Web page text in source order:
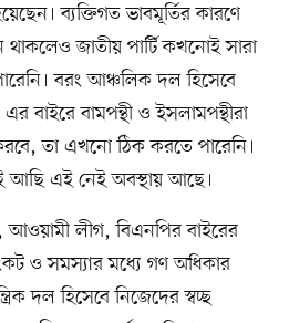
ব্যক্তিগত ভাবমূর্তির কারণে
জাতীয় পার্টি কখনোই সারা
বরং আঞ্চলিক দল হিসেবে
বাইরে বামপন্থী ও ইসলামপন্থীরা
তা এখনো ঠিক করতে পারেনি।
আছি এই নেই অবস্থায় আছে।
লীগ, বিএনপির বাইরের
ও সমস্যার মধ্যে গণ অধিকার
দল হিসেবে নিজেদের স্বচ্ছ